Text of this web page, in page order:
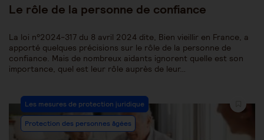
Le rôle de la personne de confiance
La loi n°2024-317 du 8 avril 2024 dite, Bien vieillir en France, a
apporté quelques précisions sur le rôle de la personne de
confiance. Mais de nombreux aidants ignorent quelle est son
importance, quel est leur rôle auprès de leur…
Post
Category:
Les mesures de protection juridique
Protection des personnes âgées